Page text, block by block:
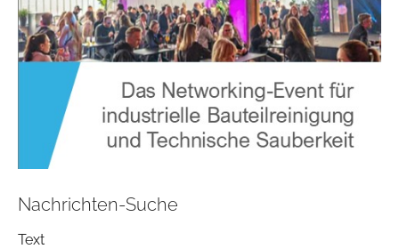
Nachrichten-Suche
Text